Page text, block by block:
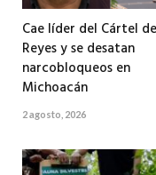
Cae líder del Cártel
Reyes y se desatan
narcobloqueos en
Michoacán
2 agosto, 2026